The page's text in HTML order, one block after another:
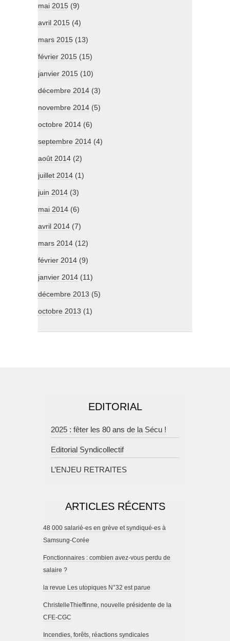
mai 2015 (9)
avril 2015 (4)
mars 2015 (13)
février 2015 (15)
janvier 2015 (10)
décembre 2014 (3)
novembre 2014 (5)
octobre 2014 (6)
septembre 2014 (4)
août 2014 (2)
juillet 2014 (1)
juin 2014 (3)
mai 2014 (6)
avril 2014 (7)
mars 2014 (12)
février 2014 (9)
janvier 2014 (11)
décembre 2013 (5)
octobre 2013 (1)
EDITORIAL
2025 : fêter les 80 ans de la Sécu !
Editorial Syndicollectif
L’ENJEU RETRAITES
ARTICLES RÉCENTS
48 000 salarié-es en grève et syndiqué-es à
Samsung-Corée
Fonctionnaires : combien avez-vous perdu de
salaire ?
la revue Les utopiques N°32 est parue
ChristelleThieffinne, nouvelle présidente de la
CFE-CGC
Incendies, forêts, réactions syndicales